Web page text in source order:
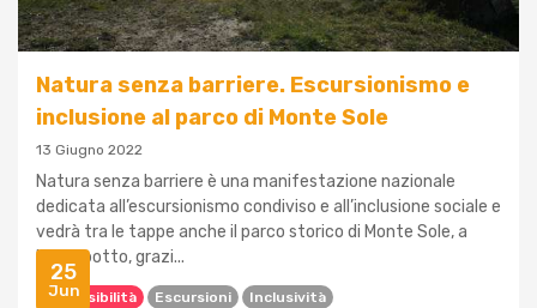
25
Jun
Natura senza barriere. Escursionismo e
inclusione al parco di Monte Sole
13 Giugno 2022
Natura senza barriere è una manifestazione nazionale
dedicata all’escursionismo condiviso e all’inclusione sociale e
vedrà tra le tappe anche il parco storico di Monte Sole, a
Marzabotto, grazi...
Accessibilità Escursioni Inclusività